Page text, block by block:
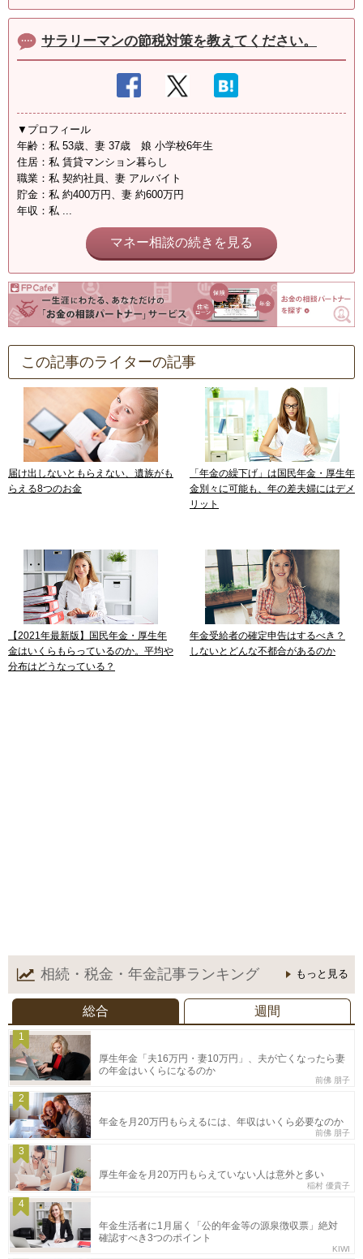
サラリーマンの節税対策を教えてください。
▼プロフィール
年齢：私 53歳、妻 37歳 娘 小学校6年生
住居：私 賃貸マンション暮らし
職業：私 契約社員、妻 アルバイト
貯金：私 約400万円、妻 約600万円
年収：私 ...
マネー相談の続きを見る
この記事のライターの記事
届け出しないともらえない、遺族がも
らえる8つのお金
「年金の繰下げ」は国民年金・厚生年
金別々に可能も、年の差夫婦にはデメ
リット
【2021年最新版】国民年金・厚生年
金はいくらもらっているのか。平均や
分布はどうなっている？
年金受給者の確定申告はするべき？
しないとどんな不都合があるのか
相続・税金・年金記事ランキング もっと見る
総合 週間
1
厚生年金「夫16万円・妻10万円」、夫が亡くなったら妻
の年金はいくらになるのか
前佛 朋子
2
年金を月20万円もらえるには、年収はいくら必要なのか
前佛 朋子
3
厚生年金を月20万円もらえていない人は意外と多い
稲村 優貴子
4
年金生活者に1月届く「公的年金等の源泉徴収票」絶対
確認すべき3つのポイント
KIWI